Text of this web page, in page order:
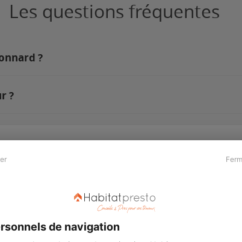
de navigation
Les questions fréquentes
?
?
Revue de presse